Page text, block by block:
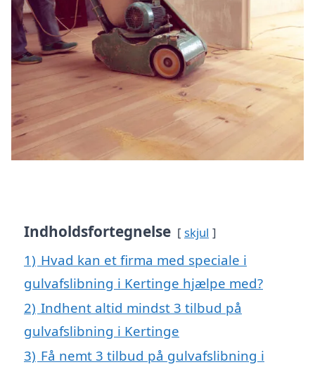
Indholdsfortegnelse skjul
1) Hvad kan et firma med speciale i
gulvafslibning i Kertinge hjælpe med?
2) Indhent altid mindst 3 tilbud på
gulvafslibning i Kertinge
3) Få nemt 3 tilbud på gulvafslibning i